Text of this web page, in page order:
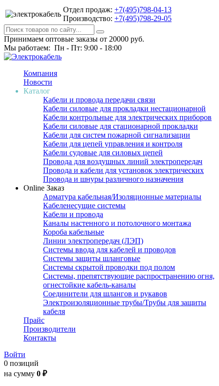
Отдел продаж: +7(495)798-04-13
Производство: +7(495)798-29-05
Принимаем оптовые заказы от 20000 руб.
Мы работаем: Пн - Пт: 9:00 - 18:00
Компания
Новости
Каталог
Кабели и провода передачи связи
Кабели силовые для прокладки нестационарной
Кабели контрольные для электрических приборов
Кабели силовые для стационарной прокладки
Кабели для систем пожарной сигнализации
Кабели для цепей управления и контроля
Кабели судовые для силовых цепей
Провода для воздушных линий электропередач
Провода и кабели для установок электрических
Провода и шнуры различного назначения
Online Заказ
Арматура кабельная/Изоляционные материалы
Кабеленесущие системы
Кабели и провода
Каналы настенного и потолочного монтажа
Короба кабельные
Линии электропередач (ЛЭП)
Системы ввода для кабелей и проводов
Системы защиты шланговые
Системы скрытой проводки под полом
Системы, препятствующие распространению огня,
огнестойкие кабель-каналы
Соединители для шлангов и рукавов
Электроизоляционные трубы/Трубы для защиты
кабеля
Прайс
Производители
Контакты
Войти
0 позиций
на сумму 0 ₽